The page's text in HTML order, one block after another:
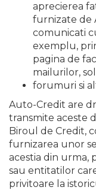
aprecierea
furnizate de
comunicati
exemplu,
pagina de
mailurilor,
forumuri si
Auto-Credit are
transmite aceste
Biroul de Credit,
furnizarea unor
acestia din urma,
sau entitatilor
privitoare la